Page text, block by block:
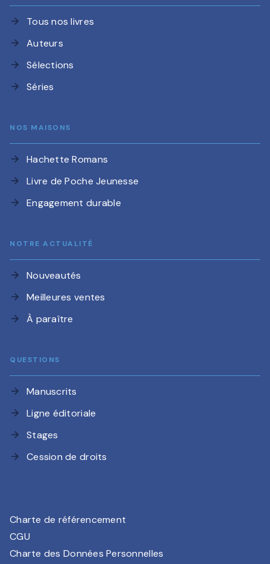
arrow_forward Tous nos livres
arrow_forward Auteurs
arrow_forward Sélections
arrow_forward Séries
NOS MAISONS
arrow_forward Hachette Romans
arrow_forward Livre de Poche Jeunesse
arrow_forward Engagement durable
NOTRE ACTUALITÉ
arrow_forward Nouveautés
arrow_forward Meilleures ventes
arrow_forward À paraître
QUESTIONS
arrow_forward Manuscrits
arrow_forward Ligne éditoriale
arrow_forward Stages
arrow_forward Cession de droits
Charte de référencement
CGU
Charte des Données Personnelles